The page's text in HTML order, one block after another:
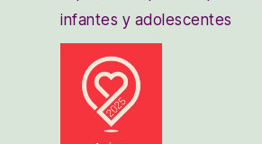
infantes y adolescentes